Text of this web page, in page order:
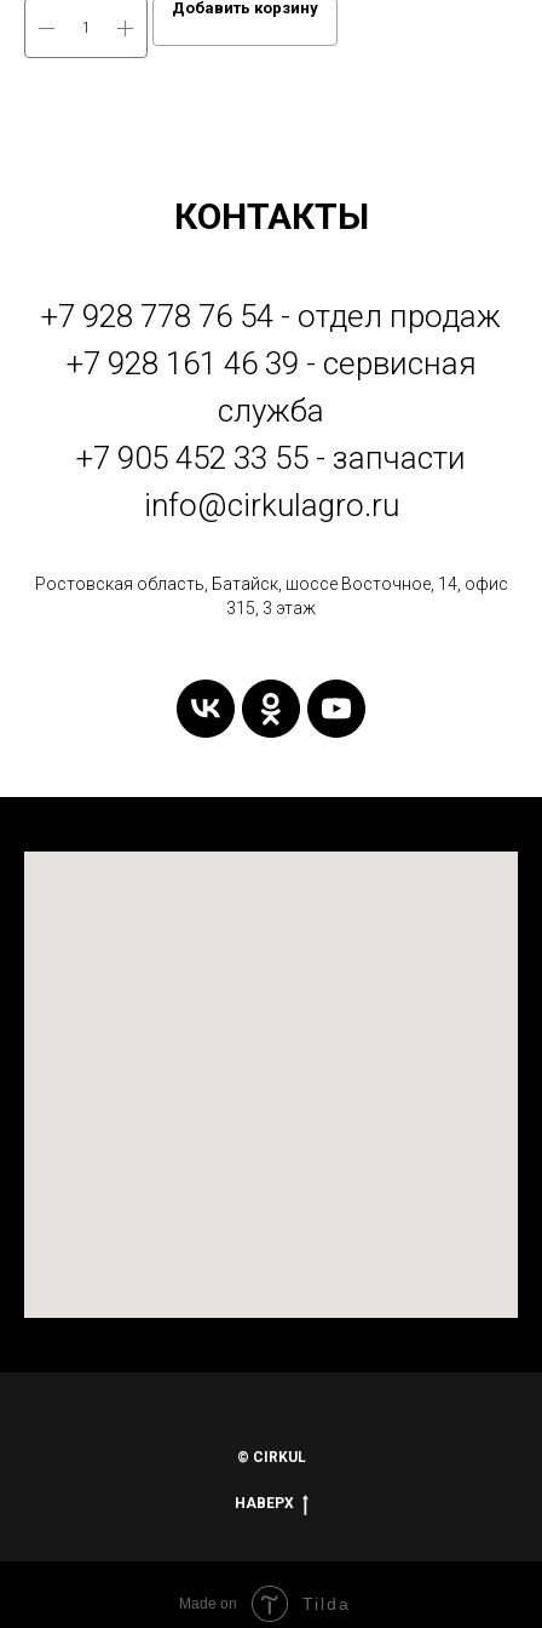
Добавить корзину
КОНТАКТЫ
+7 928 778 76 54 - отдел продаж
+7 928 161 46 39 - сервисная
служба
+7 905 452 33 55 - запчасти
info@cirkulagro.ru
Ростовская область, Батайск, шоссе Восточное, 14, офис
315, 3 этаж
© CIRKUL
НАВЕРХ
Made on Tilda